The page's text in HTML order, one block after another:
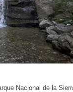
Nacional de la